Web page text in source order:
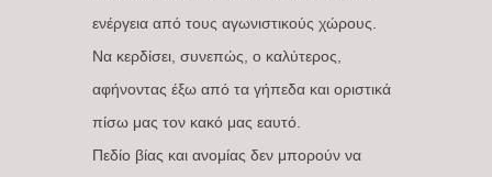
ενέργεια από τους αγωνιστικούς χώρους.
Να κερδίσει, συνεπώς, ο καλύτερος,
αφήνοντας έξω από τα γήπεδα και οριστικά
πίσω μας τον κακό μας εαυτό.
Πεδίο βίας και ανομίας δεν μπορούν να